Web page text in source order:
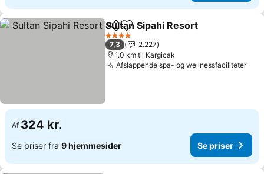
Del Føj til favoritter
Sultan Sipahi Resort
4 Stjerner
7,3
2.227
1.0 km til Kargicak
Afslappende spa- og wellnessfaciliteterSe
Af 324 kr.
Se priser fra 9 hjemmesider Se priser